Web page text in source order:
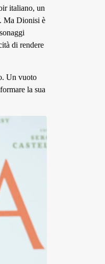
italiano, un
Ma Dionisi è
di rendere
Un vuoto
la sua